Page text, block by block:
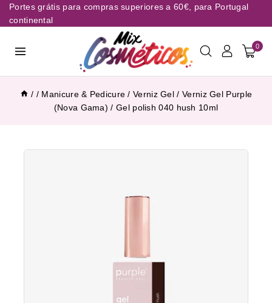
Portes grátis para compras superiores a 60€, para Portugal
continental
0
/ / Manicure & Pedicure / Verniz Gel / Verniz Gel Purple
(Nova Gama) / Gel polish 040 hush 10ml